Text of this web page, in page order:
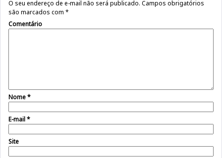
O seu endereço de e-mail não será publicado. Campos obrigatórios
são marcados com *
Comentário
Nome*
E-mail*
Site